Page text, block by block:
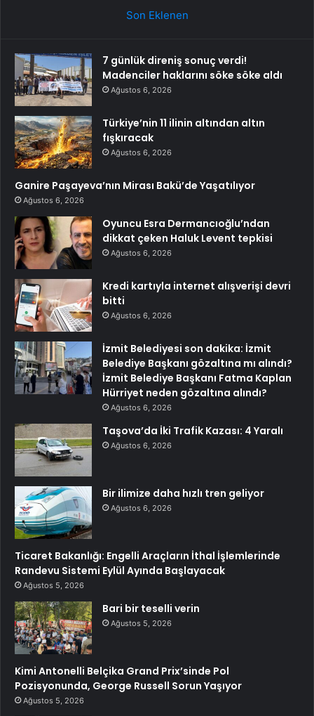
Son Eklenen
7 günlük direniş sonuç verdi!
Madenciler haklarını söke söke aldı
Ağustos 6, 2026
Türkiye’nin 11 ilinin altından altın
fışkıracak
Ağustos 6, 2026
Ganire Paşayeva’nın Mirası Bakü’de Yaşatılıyor
Ağustos 6, 2026
Oyuncu Esra Dermancıoğlu’ndan
dikkat çeken Haluk Levent tepkisi
Ağustos 6, 2026
Kredi kartıyla internet alışverişi devri
bitti
Ağustos 6, 2026
İzmit Belediyesi son dakika: İzmit
Belediye Başkanı gözaltına mı alındı?
İzmit Belediye Başkanı Fatma Kaplan
Hürriyet neden gözaltına alındı?
Ağustos 6, 2026
Taşova’da İki Trafik Kazası: 4 Yaralı
Ağustos 6, 2026
Bir ilimize daha hızlı tren geliyor
Ağustos 6, 2026
Ticaret Bakanlığı: Engelli Araçların İthal İşlemlerinde
Randevu Sistemi Eylül Ayında Başlayacak
Ağustos 5, 2026
Bari bir teselli verin
Ağustos 5, 2026
Kimi Antonelli Belçika Grand Prix’sinde Pol
Pozisyonunda, George Russell Sorun Yaşıyor
Ağustos 5, 2026